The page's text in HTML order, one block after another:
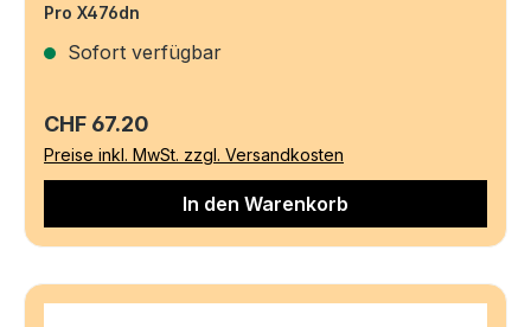
Pro X476dn
Sofort verfügbar
Regulärer Preis:
CHF 67.20
Preise inkl. MwSt. zzgl. Versandkosten
In den Warenkorb